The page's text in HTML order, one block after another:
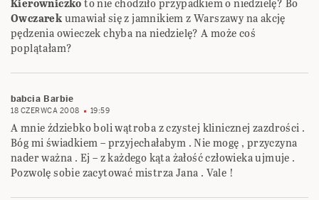
Kierowniczkoto nie chodziło przypadkiem o niedzielę? Bo
Owczarekumawiał się z jamnikiem z Warszawy na akcję
pędzenia owieczek chyba na niedzielę? A może coś
poplątałam?
babcia Barbie
18 CZERWCA 2008 19:59
A mnie ździebko boli wątroba z czystej klinicznej zazdrości .
Bóg mi świadkiem – przyjechałabym . Nie mogę , przyczyna
nader ważna . Ej – z każdego kąta żałość człowieka ujmuje .
Pozwolę sobie zacytować mistrza Jana . Vale !